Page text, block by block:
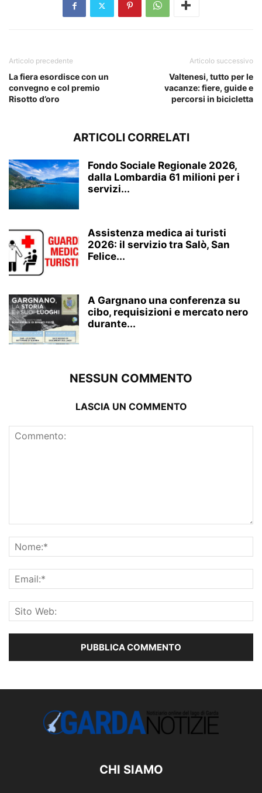
Articolo precedente
La fiera esordisce con un
convegno e col premio
Risotto d’oro
Articolo successivo
Valtenesi, tutto per le
vacanze: fiere, guide e
percorsi in bicicletta
ARTICOLI CORRELATI
Fondo Sociale Regionale 2026,
dalla Lombardia 61 milioni per i
servizi...
Assistenza medica ai turisti
2026: il servizio tra Salò, San
Felice...
A Gargnano una conferenza su
cibo, requisizioni e mercato nero
durante...
NESSUN COMMENTO
LASCIA UN COMMENTO
CHI SIAMO